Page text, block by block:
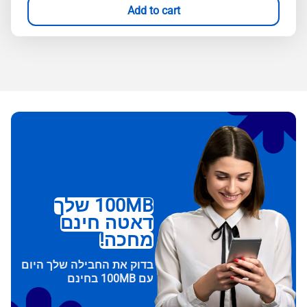
Add to cart
100MB שלך
דאטה חינם
מחכה!
בדוק את החבילה שלך היום
עם 100MB בחינם